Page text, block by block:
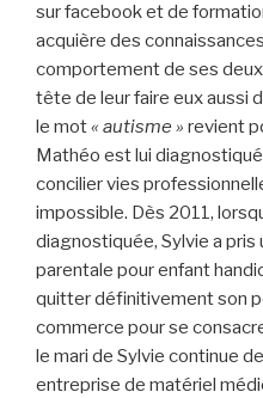
sur facebook et de
acquière des
comportement de ses deux
tête de leur faire eux aussi
le mot« autisme » revient
Mathéo est lui
concilier vies
impossible. Dès 2011,
diagnostiquée, Sylvie a
parentale pour enfant
quitter définitivement son
commerce pour se
le mari de Sylvie continue
entreprise de matériel